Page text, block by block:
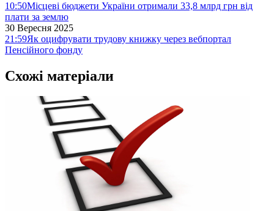
10:50Місцеві бюджети України отримали 33,8 млрд грн від
плати за землю
30 Вересня 2025
21:59Як оцифрувати трудову книжку через вебпортал
Пенсійного фонду
Схожі матеріали